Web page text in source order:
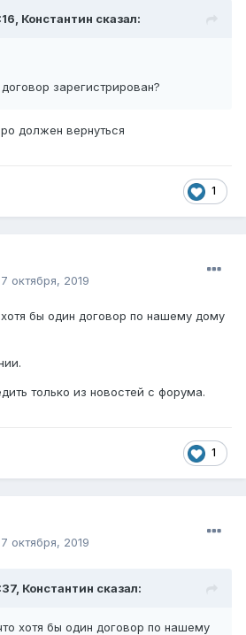
Константин сказал:
зарегистрирован?
должен вернуться
1
октября, 2019
бы один договор по нашему дому
только из новостей с форума.
1
октября, 2019
Константин сказал:
хотя бы один договор по нашему